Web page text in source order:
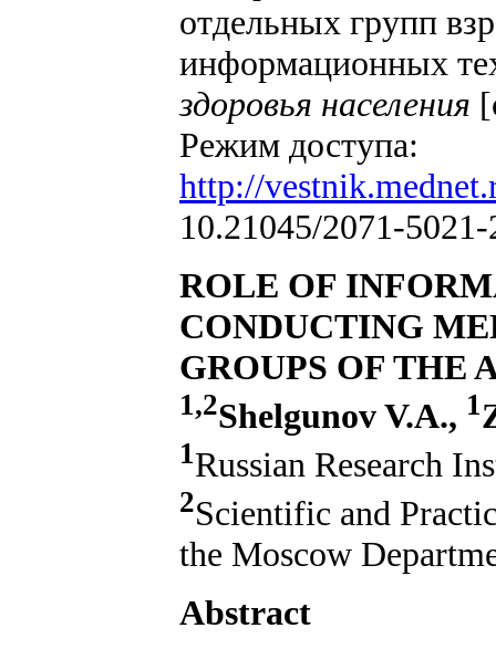
отдельных групп
информационных
здоровья населения
Режим доступа:
http://
10.21045/2071-
ROLE OF
CONDUCTING
GROUPS OF THE
1,2Shelgunov V.A., 1
1Russian Research
2Scientific and
the Moscow
Abstract